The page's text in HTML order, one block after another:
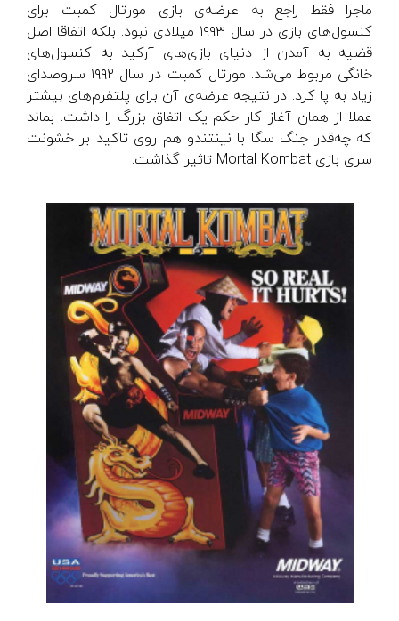
ماجرا فقط راجع به عرضه‌ی بازی مورتال کمبت برای
کنسول‌های بازی در سال ۱۹۹۳ میلادی نبود. بلکه اتفاقا اصل
قضیه به آمدن از دنیای بازی‌های آرکید به کنسول‌های
خانگی مربوط می‌شد. مورتال کمبت در سال ۱۹۹۲ سروصدای
زیاد به پا کرد. در نتیجه عرضه‌ی آن برای پلتفرم‌های بیشتر
عملا از همان آغاز کار حکم یک اتفاق بزرگ را داشت. بماند
که چه‌قدر جنگ سگا با نینتندو هم روی تاکید بر خشونت
سری بازی Mortal Kombat تاثیر گذاشت.